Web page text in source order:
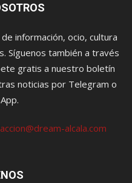
información, ocio, cultura
Síguenos también a través
gratis a nuestro boletín
noticias por Telegram o
alcala.com